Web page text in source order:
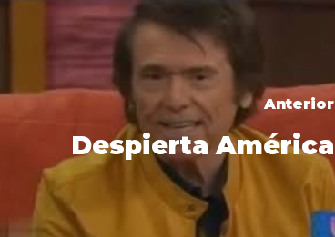
Anterior
Despierta América